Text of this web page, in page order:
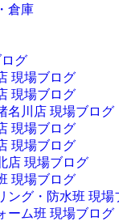
倉庫
グ
現場ブログ
現場ブログ
名川店 現場ブログ
現場ブログ
現場ブログ
店 現場ブログ
現場ブログ
ング・防水班 現場
ーム班 現場ブログ